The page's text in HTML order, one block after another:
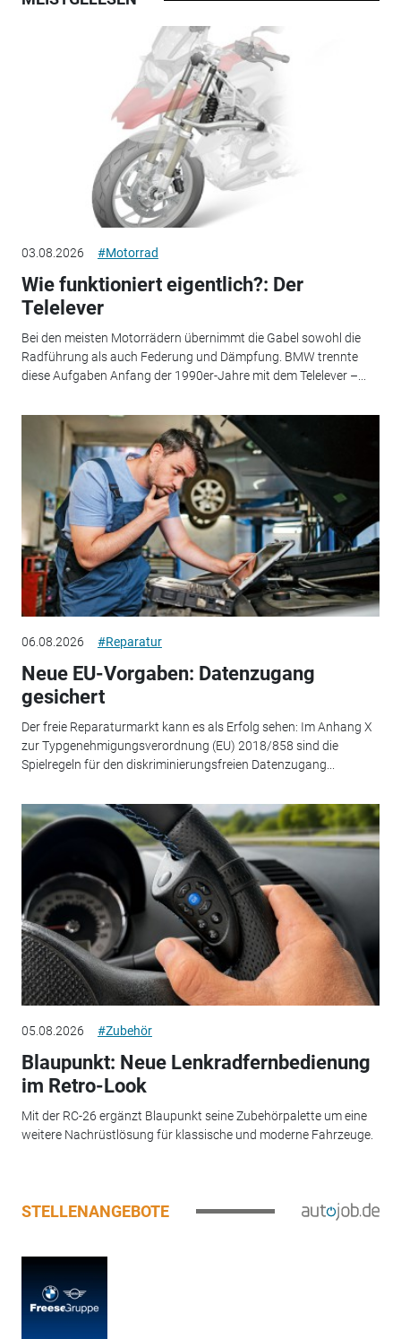
03.08.2026 #Motorrad
Wie funktioniert eigentlich?: Der
Telelever
Bei den meisten Motorrädern übernimmt die Gabel sowohl die
Radführung als auch Federung und Dämpfung. BMW trennte
diese Aufgaben Anfang der 1990er-Jahre mit dem Telelever –...
06.08.2026 #Reparatur
Neue EU-Vorgaben: Datenzugang
gesichert
Der freie Reparaturmarkt kann es als Erfolg sehen: Im Anhang X
zur Typgenehmigungsverordnung (EU) 2018/858 sind die
Spielregeln für den diskriminierungsfreien Datenzugang...
05.08.2026 #Zubehör
Blaupunkt: Neue Lenkradfernbedienung
im Retro-Look
Mit der RC-26 ergänzt Blaupunkt seine Zubehörpalette um eine
weitere Nachrüstlösung für klassische und moderne Fahrzeuge.
STELLENANGEBOTE